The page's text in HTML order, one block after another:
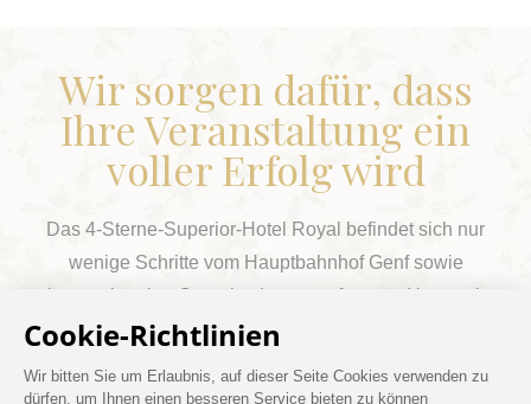
Wir sorgen dafür, dass
Ihre Veranstaltung ein
voller Erfolg wird
Das 4-Sterne-Superior-Hotel Royal befindet sich nur
wenige Schritte vom Hauptbahnhof Genf sowie
internationalen Organisationen entfernt und ist somit
die perfekte Lösung für Geschäftstreffen oder